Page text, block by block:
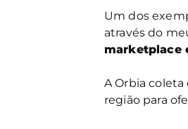
Um dos
através do
marketplace
A Orbia
região para